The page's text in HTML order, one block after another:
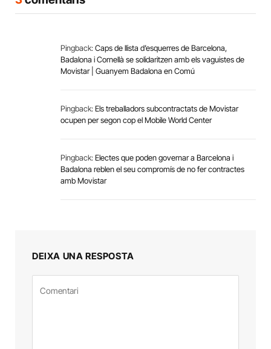
Pingback:Caps de llista d’esquerres de Barcelona,
Badalona i Cornellà se solidaritzen amb els vaguistes de
Movistar | Guanyem Badalona en Comú
Pingback:Els treballadors subcontractats de Movistar
ocupen per segon cop el Mobile World Center
Pingback:Electes que poden governar a Barcelona i
Badalona reblen el seu compromís de no fer contractes
amb Movistar
DEIXA UNA RESPOSTA